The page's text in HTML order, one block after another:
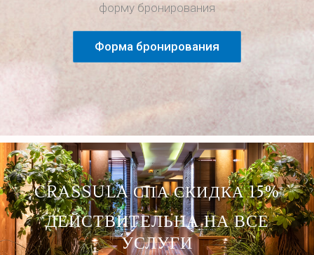
форму бронирования
Форма бронирования
CRASSULA СПА СКИДКА 15%
ДЕЙСТВИТЕЛЬНА НА ВСЕ
УСЛУГИ